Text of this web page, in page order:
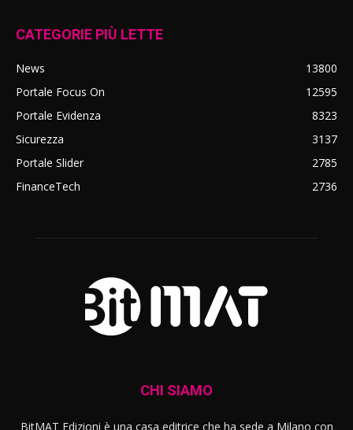
CATEGORIE PIÙ LETTE
News
13800
Portale Focus On
12595
Portale Evidenza
8323
Sicurezza
3137
Portale Slider
2785
FinanceTech
2736
CHI SIAMO
BitMAT Edizioni è una casa editrice che ha sede a Milano con